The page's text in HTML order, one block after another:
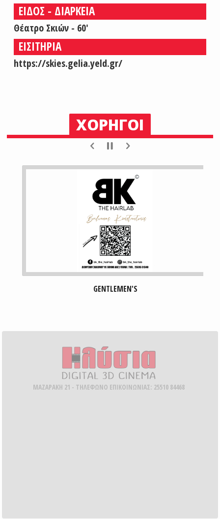
ΕΙΔΟΣ - ΔΙΑΡΚΕΙΑ
Θέατρο Σκιών - 60'
ΕΙΣΙΤΗΡΙΑ
https://skies.gelia.yeld.gr/
ΧΟΡΗΓΟΙ
GENTLEMEN'S
ΜΑΖΑΡΑΚΗ 21 - ΤΗΛΕΦΩΝΟ ΕΠΙΚΟΙΝΩΝΙΑΣ: 25510 84468